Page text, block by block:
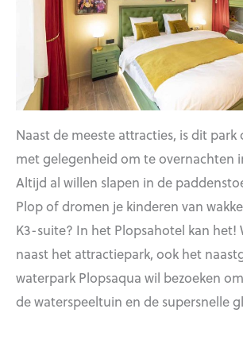
Naast de meeste attracties, is dit
met gelegenheid om te overnachten
Altijd al willen slapen in de
Plop of dromen je kinderen van
K3-suite? In het Plopsahotel kan het!
naast het attractiepark, ook het
waterpark Plopsaqua wil bezoeken
de waterspeeltuin en de supersnelle